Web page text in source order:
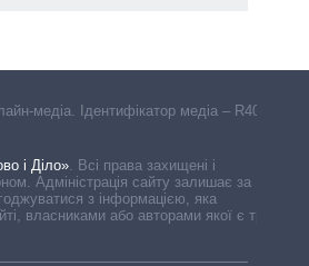
медіа. Ідентифікатор медіа – R40-
і Діло». Всі права захищені і
Адміністрація сайту залишає за
з інформацією, яка
власниками або авторами якої є треті